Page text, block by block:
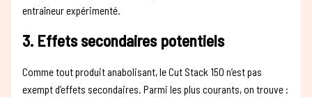
entraîneur expérimenté.
3. Effets secondaires potentiels
Comme tout produit anabolisant, le Cut Stack 150 n’est pas
exempt d’effets secondaires. Parmi les plus courants, on trouve :